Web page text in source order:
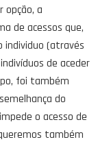
opção, a
de acessos que,
individuo (através
de aceder
foi também
do
o acesso de
também